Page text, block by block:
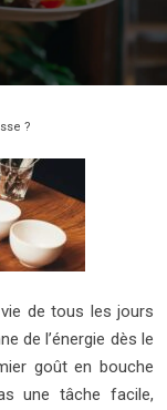
?
de tous les jours
de l’énergie dès le
goût en bouche
une tâche facile,